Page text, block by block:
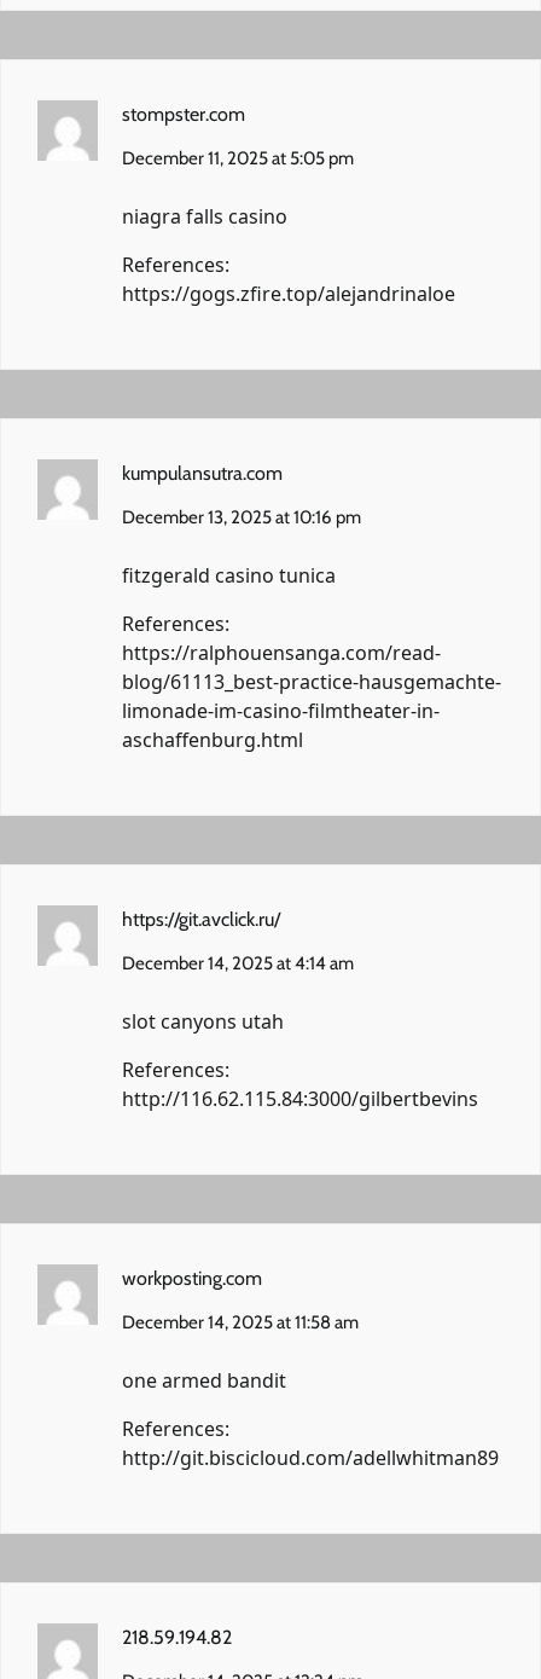
stompster.com
December 11, 2025 at 5:05 pm
niagra falls casino
References:
https://gogs.zfire.top/alejandrinaloe
kumpulansutra.com
December 13, 2025 at 10:16 pm
fitzgerald casino tunica
References:
https://ralphouensanga.com/read-
blog/61113_best-practice-hausgemachte-
limonade-im-casino-filmtheater-in-
aschaffenburg.html
https://git.avclick.ru/
December 14, 2025 at 4:14 am
slot canyons utah
References:
http://116.62.115.84:3000/gilbertbevins
workposting.com
December 14, 2025 at 11:58 am
one armed bandit
References:
http://git.biscicloud.com/adellwhitman89
218.59.194.82